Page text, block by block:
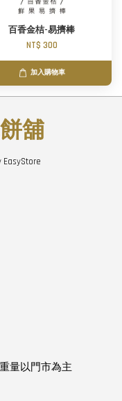
百香金桔-易擠棒
NT$ 300
加入購物車
舖
EasyStore
量以門市為主